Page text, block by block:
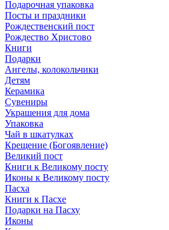
Подарочная упаковка
Посты и праздники
Рождественский пост
Рождество Христово
Книги
Подарки
Ангелы, колокольчики
Детям
Керамика
Сувениры
Украшения для дома
Упаковка
Чай в шкатулках
Крещение (Богоявление)
Великий пост
Книги к Великому посту
Иконы к Великому посту
Пасха
Книги к Пасхе
Подарки на Пасху
Иконы